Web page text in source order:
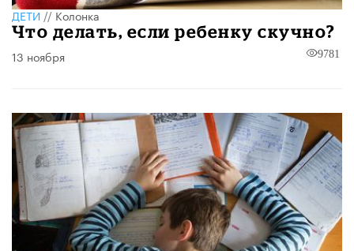
ДЕТИ//Колонка
Что делать, если ребенку скучно?
13 ноября 9781